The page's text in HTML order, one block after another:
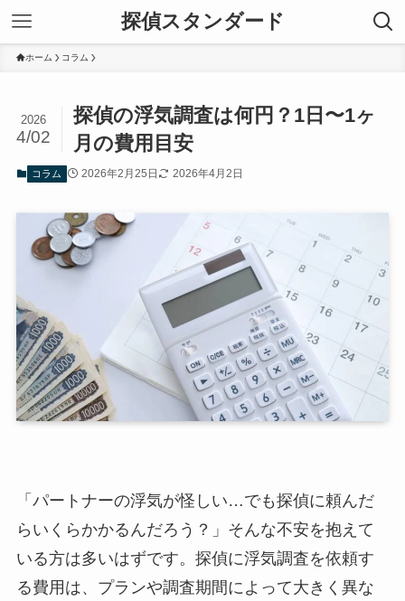
探偵スタンダード
ホーム コラム
探偵の浮気調査は何円？1日〜1ヶ
月の費用目安
2026
4/02
コラム 2026年2月25日 2026年4月2日
「パートナーの浮気が怪しい…でも探偵に頼んだ
らいくらかかるんだろう？」そんな不安を抱えて
いる方は多いはずです。探偵に浮気調査を依頼す
る費用は、プランや調査期間によって大きく異な